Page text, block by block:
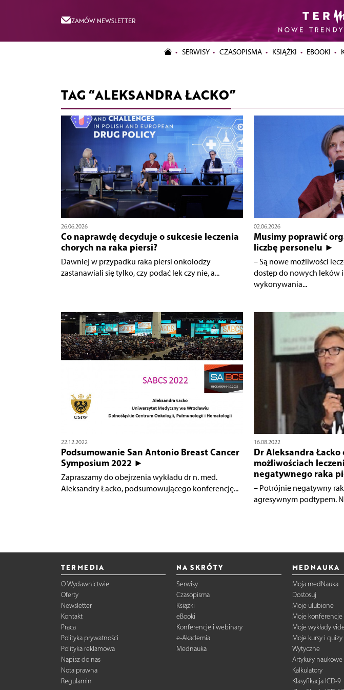
ZAMÓW NEWSLETTER
SERWISY CZASOPISMA KSIĄŻKI EBOOKI
TAG “ALEKSANDRA ŁACKO”
26.06.2026
Co naprawdę decyduje o sukcesie leczenia
chorych na raka piersi?
Dawniej w przypadku raka piersi onkolodzy
zastanawiali się tylko, czy podać lek czy nie, a...
02.06.2026
Musimy poprawić
liczbę personelu ►
– Są nowe możliwości
dostęp do nowych leków
wykonywania...
22.12.2022
Podsumowanie San Antonio Breast Cancer
Symposium 2022 ►
Zapraszamy do obejrzenia wykładu dr n. med.
Aleksandry Łacko, podsumowującego konferencję...
16.08.2022
Dr Aleksandra Łacko
możliwościach
negatywnego raka
– Potrójnie negatywny
agresywnym podtypem.
TERMEDIA
O Wydawnictwie
Oferty
Newsletter
Kontakt
Praca
Polityka prywatności
Polityka reklamowa
Napisz do nas
Nota prawna
Regulamin
NA SKRÓTY
Serwisy
Czasopisma
Książki
eBooki
Konferencje i webinary
e-Akademia
Mednauka
MEDNAUKA
Moja medNauka
Dostosuj
Moje ulubione
Moje
Moje wykłady
Moje kursy i quizy
Wytyczne
Artykuły naukowe
Kalkulatory
Klasyfikacja ICD-9